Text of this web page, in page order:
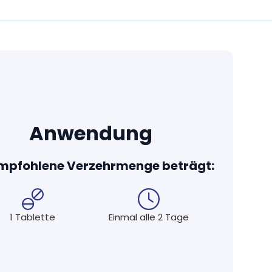
von unabhängigen und akkreditierten Laboren in
auf die Sie sich verlassen können. Fast alle
geeignet. Bei den wenigen Produkten, bei denen
können, verwenden wir Rindergelatine und
Anwendung
Verzehrmenge beträgt:
1 Tablette Einmal alle 2 Tage